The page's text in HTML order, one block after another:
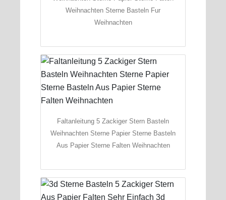
Weihnachten Sterne Basteln Fur
Weihnachten
Faltanleitung 5 Zackiger Stern Basteln
Weihnachten Sterne Papier Sterne Basteln
Aus Papier Sterne Falten Weihnachten